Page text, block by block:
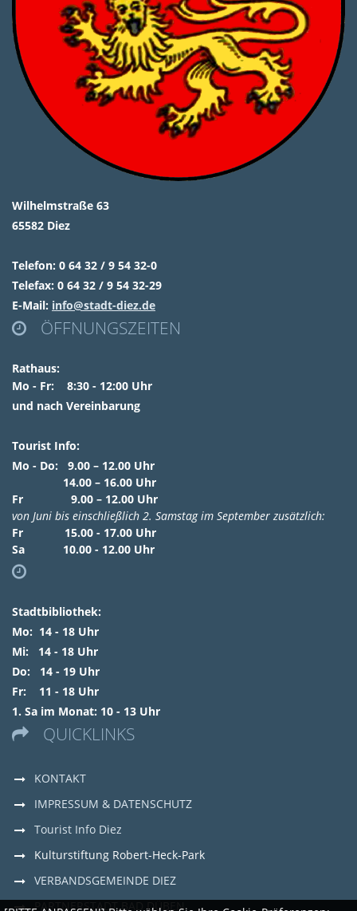
Wilhelmstraße 63
65582 Diez
Telefon: 0 64 32 / 9 54 32-0
Telefax: 0 64 32 / 9 54 32-29
E-Mail: info@stadt-diez.de
 ÖFFNUNGSZEITEN
Rathaus:
Mo - Fr: 8:30 - 12:00 Uhr
und nach Vereinbarung
Tourist Info:
Mo - Do: 9.00 – 12.00 Uhr
14.00 – 16.00 Uhr
Fr 9.00 – 12.00 Uhr
von Juni bis einschließlich 2. Samstag im September zusätzlich:
Fr 15.00 - 17.00 Uhr
Sa 10.00 - 12.00 Uhr

Stadtbibliothek:
Mo: 14 - 18 Uhr
Mi: 14 - 18 Uhr
Do: 14 - 19 Uhr
Fr: 11 - 18 Uhr
1. Sa im Monat: 10 - 13 Uhr
 QUICKLINKS
KONTAKT
IMPRESSUM & DATENSCHUTZ
Tourist Info Diez
Kulturstiftung Robert-Heck-Park
VERBANDSGEMEINDE DIEZ
PARTNERSTADT BAD DÜBEN